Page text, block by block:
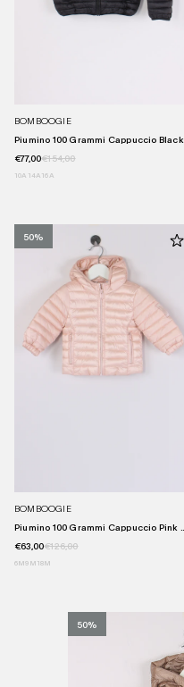
BOMBOOGIE
Piumino 100 Grammi Cappuccio Black
€77,00€154,00
10A 14A 16A
50%
BOMBOOGIE
€63,00€126,00
6M9M 18M
50%